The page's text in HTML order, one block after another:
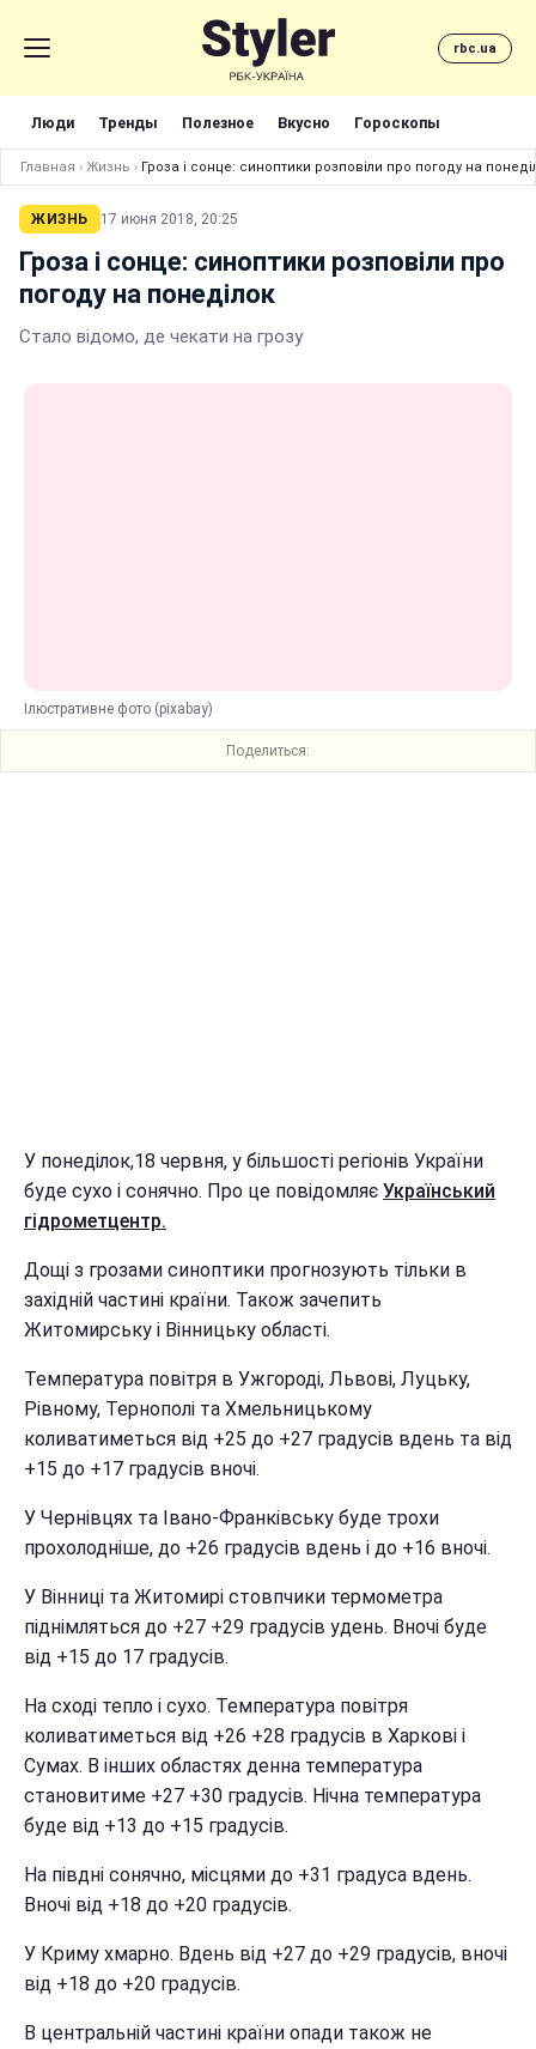
rbc.ua
Люди Тренды Полезное Вкусно Гороскопы
Главная › Жизнь › Гроза і сонце: синоптики розповіли про погоду на
ЖИЗНЬ 17 июня 2018, 20:25
Гроза і сонце: синоптики розповіли про
погоду на понеділок
Стало відомо, де чекати на грозу
Ілюстративне фото (pixabay)
Поделиться:
У понеділок,18 червня, у більшості регіонів України
буде сухо і сонячно. Про це повідомляє Український
гідрометцентр.
Дощі з грозами синоптики прогнозують тільки в
західній частині країни. Також зачепить
Житомирську і Вінницьку області.
Температура повітря в Ужгороді, Львові, Луцьку,
Рівному, Тернополі та Хмельницькому
коливатиметься від +25 до +27 градусів вдень та від
+15 до +17 градусів вночі.
У Чернівцях та Івано-Франківську буде трохи
прохолодніше, до +26 градусів вдень і до +16 вночі.
У Вінниці та Житомирі стовпчики термометра
піднімляться до +27 +29 градусів удень. Вночі буде
від +15 до 17 градусів.
На сході тепло і сухо. Температура повітря
коливатиметься від +26 +28 градусів в Харкові і
Сумах. В інших областях денна температура
становитиме +27 +30 градусів. Нічна температура
буде від +13 до +15 градусів.
На півдні сонячно, місцями до +31 градуса вдень.
Вночі від +18 до +20 градусів.
У Криму хмарно. Вдень від +27 до +29 градусів, вночі
від +18 до +20 градусів.
В центральній частині країни опади також не